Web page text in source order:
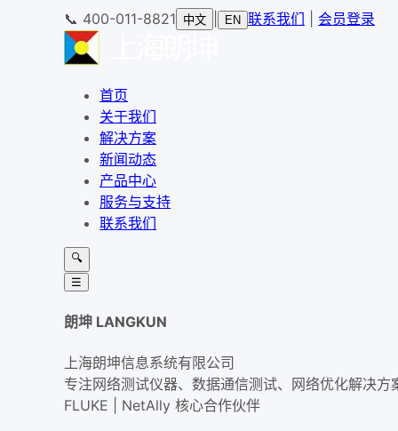
📞 400-011-8821 中文 EN 联系我们 会员登录
首页
关于我们
解决方案
新闻动态
产品中心
服务与支持
联系我们
🔍
☰
朗坤 LANGKUN
上海朗坤信息系统有限公司
专注网络测试仪器、数据通信测试、网络优化解决方
FLUKE | NetAlly 核心合作伙伴